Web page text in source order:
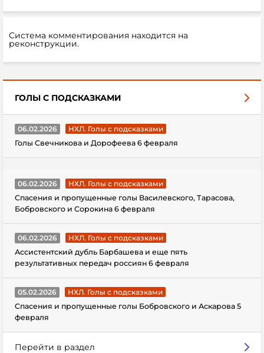
Система комментирования находится на
реконструкции.
ГОЛЫ С ПОДСКАЗКАМИ
06.02.2026
НХЛ. Голы с подсказками
Голы Свечникова и Дорофеева 6 февраля
06.02.2026
НХЛ. Голы с подсказками
Спасения и пропущенные голы Василевского, Тарасова,
Бобровского и Сорокина 6 февраля
06.02.2026
НХЛ. Голы с подсказками
Ассистентский дубль Барбашева и еще пять
результативных передач россиян 6 февраля
05.02.2026
НХЛ. Голы с подсказками
Спасения и пропущенные голы Бобровского и Аскарова 5
февраля
Перейти в раздел